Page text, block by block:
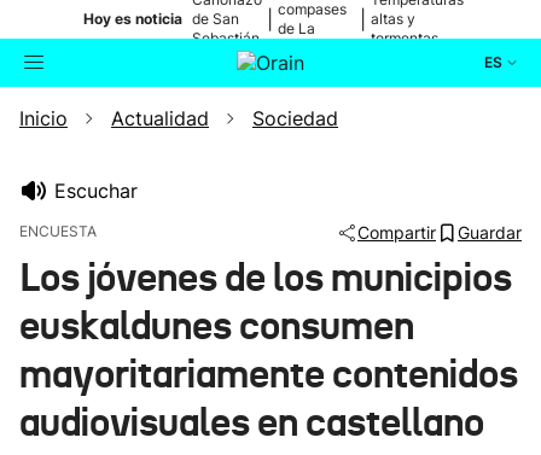
Hoy es noticia de San
Sebastián
compases
de La
altas y
tormentas
ES
Buscador Actualidad
Ikusmiran
Eguraldia
Inicio Actualidad Sociedad
Escuchar
ENCUESTA Compartir Guardar
Los jóvenes de los municipios
euskaldunes consumen
mayoritariamente contenidos
audiovisuales en castellano